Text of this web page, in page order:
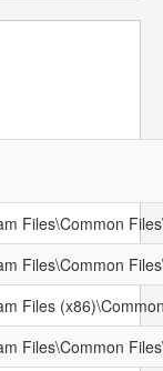
Files\Common
Files\Common
Files
Files\Common